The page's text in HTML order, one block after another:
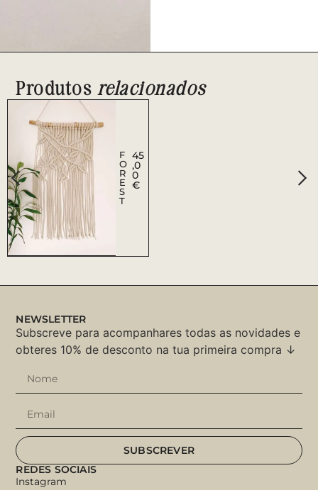
Produtos relacionados
F
O
R
E
S
T
45
,0
0
€
REDES SOCIAIS
Instagram
NEWSLETTER
Subscreve para acompanhares todas as novidades e
obteres 10% de desconto na tua primeira compra ↓
SUBSCREVER